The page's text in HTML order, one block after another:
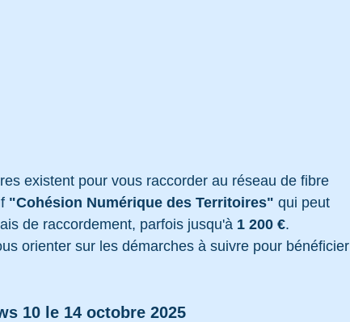
existent pour vous raccorder au réseau de fibre
"Cohésion Numérique des Territoires" qui peut
de raccordement, parfois jusqu'à 1 200 €.
orienter sur les démarches à suivre pour bénéficier
10 le 14 octobre 2025